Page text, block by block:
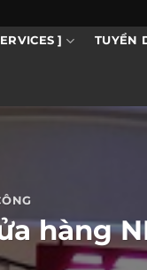
] TUYỂN
hàng